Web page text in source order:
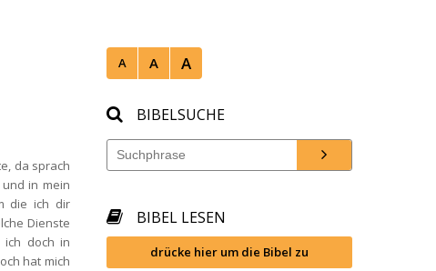
A A A
da sprach
in mein
die ich dir
Dienste
ich doch in
hat mich
BIBELSUCHE
BIBEL LESEN
drücke hier um die Bibel zu